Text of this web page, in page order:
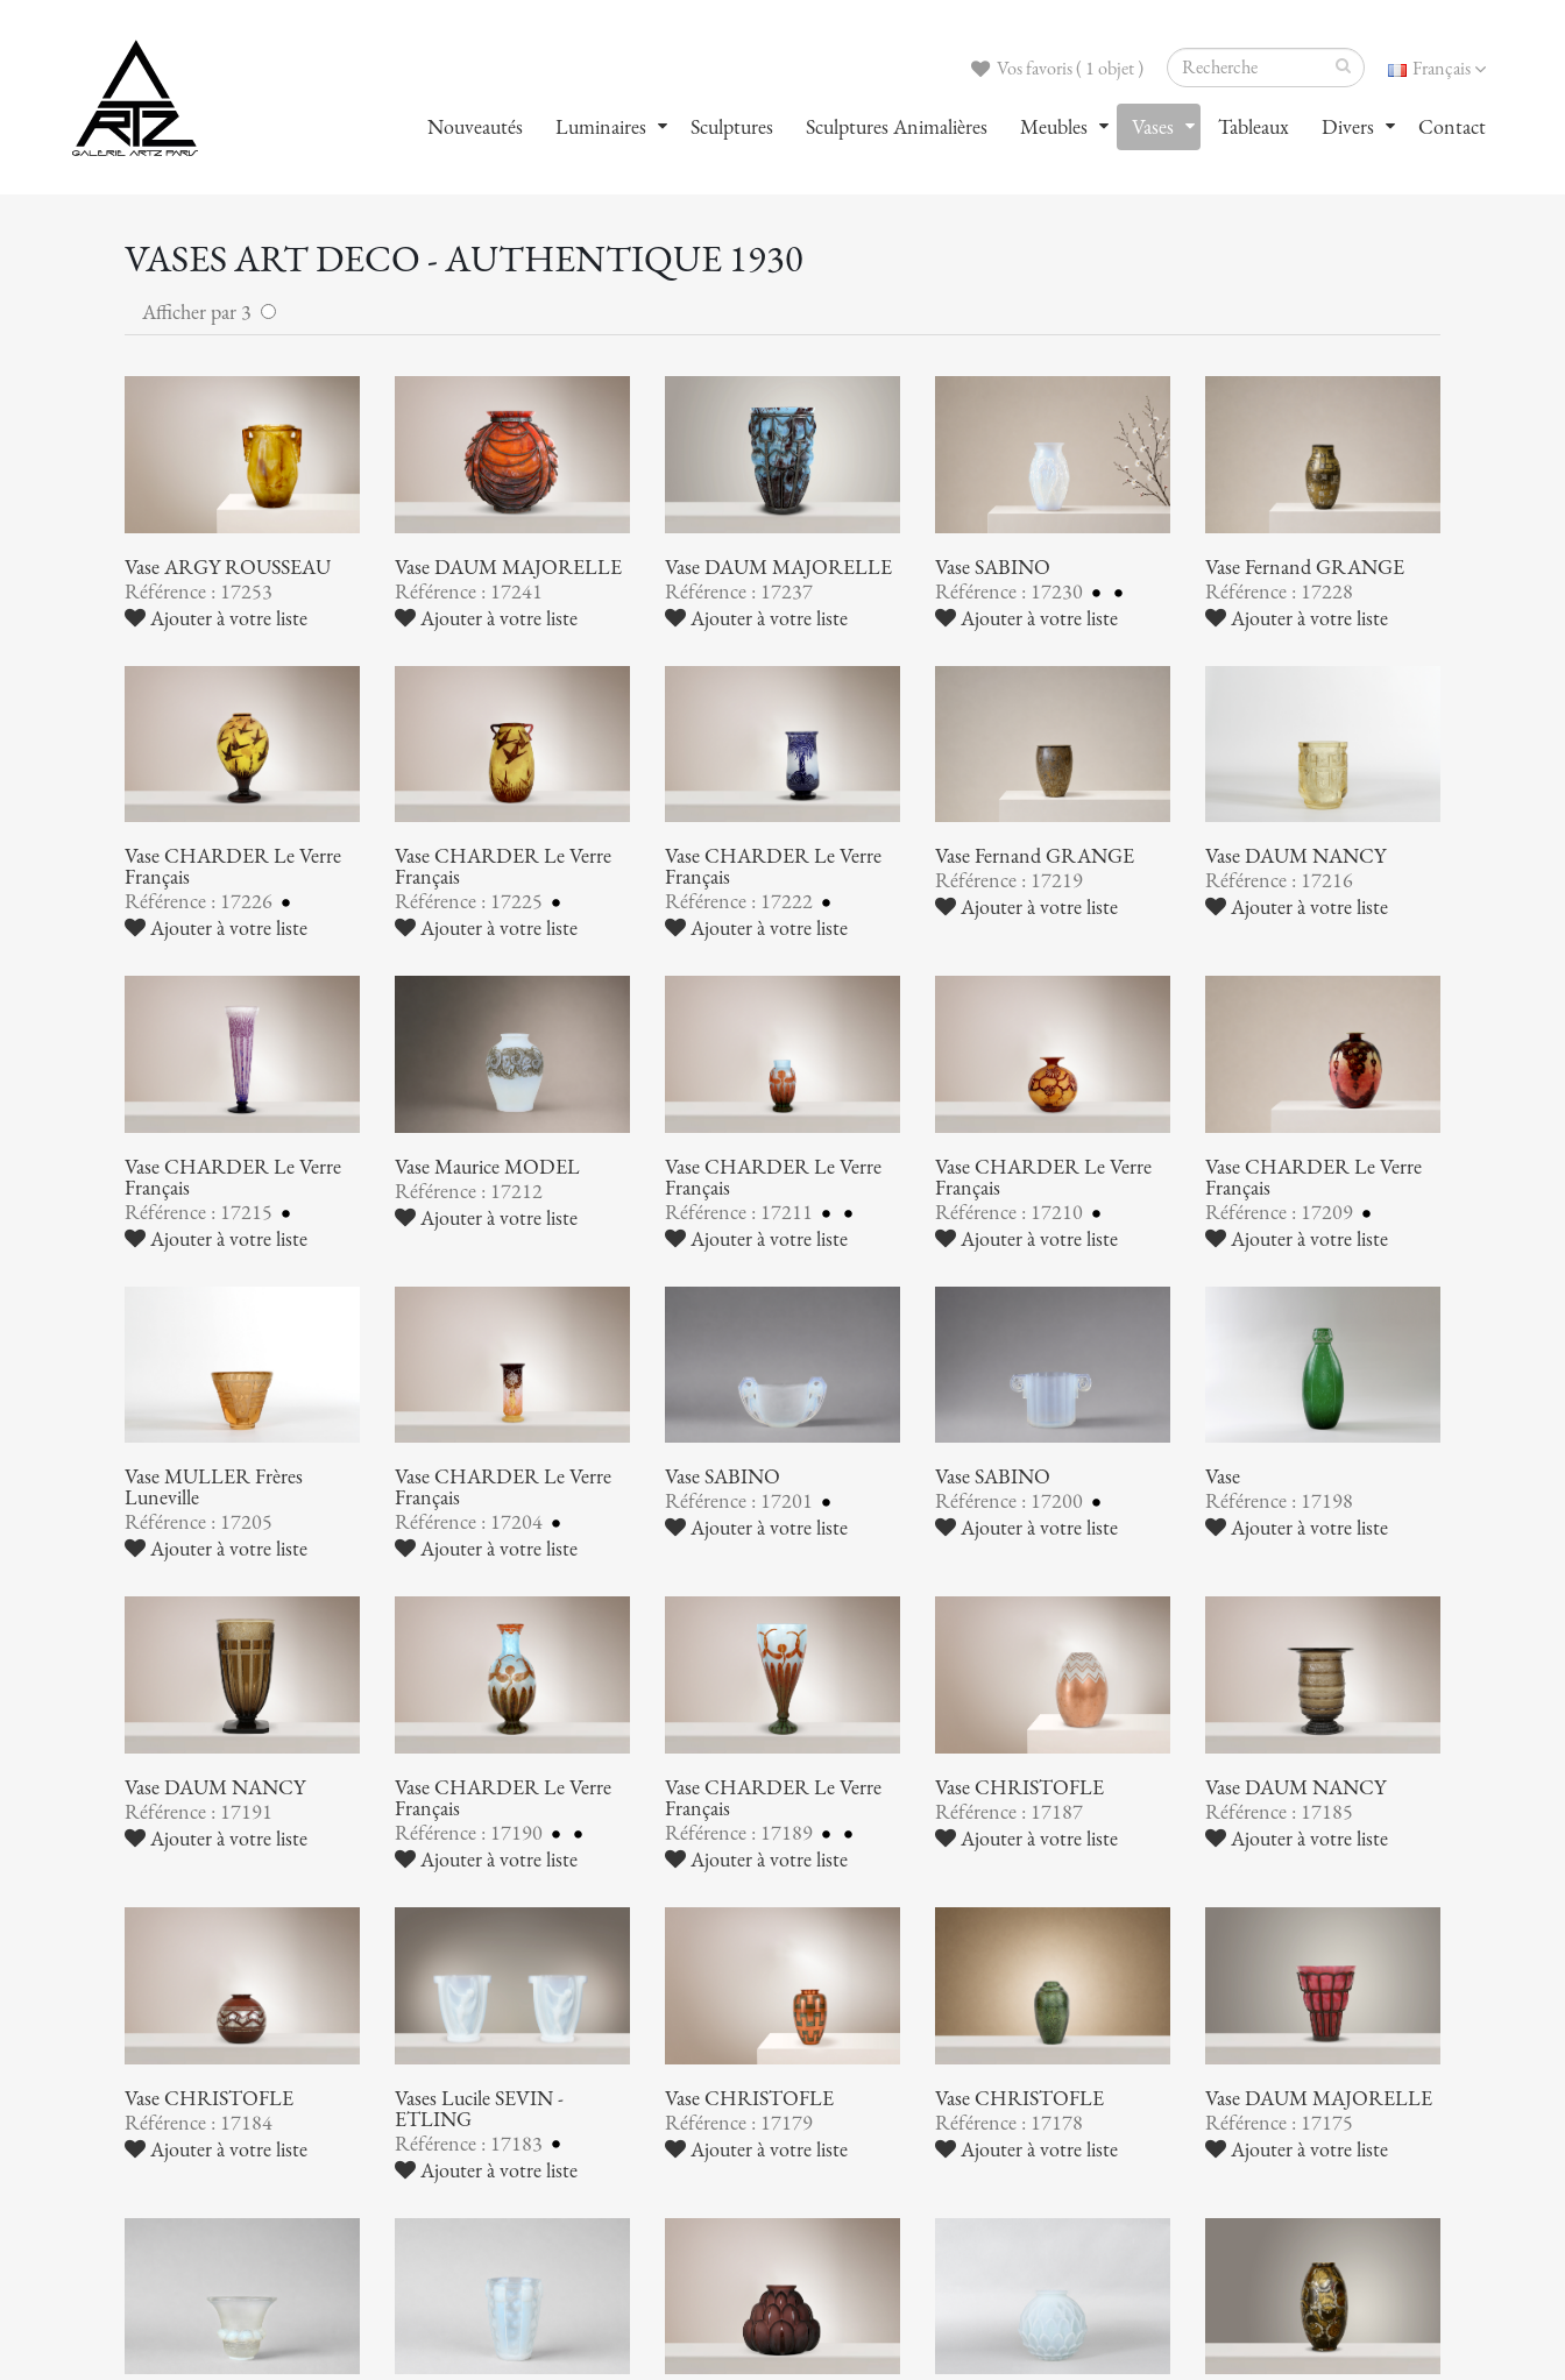
Français
Vos favoris ( 1 objet )
Nouveautés Luminaires Sculptures Sculptures Animalières Meubles Vases Tableaux Divers Contact
VASES ART DECO - AUTHENTIQUE 1930
Afficher par 3
Vase ARGY ROUSSEAU
Référence : 17253
Ajouter à votre liste
Vase DAUM MAJORELLE
Référence : 17241
Ajouter à votre liste
Vase DAUM MAJORELLE
Référence : 17237
Ajouter à votre liste
Vase SABINO
Référence : 17230
Ajouter à votre liste
Vase Fernand GRANGE
Référence : 17228
Ajouter à votre liste
Vase CHARDER Le Verre
Français
Référence : 17226
Ajouter à votre liste
Vase CHARDER Le Verre
Français
Référence : 17225
Ajouter à votre liste
Vase CHARDER Le Verre
Français
Référence : 17222
Ajouter à votre liste
Vase Fernand GRANGE
Référence : 17219
Ajouter à votre liste
Vase DAUM NANCY
Référence : 17216
Ajouter à votre liste
Vase CHARDER Le Verre
Français
Référence : 17215
Ajouter à votre liste
Vase Maurice MODEL
Référence : 17212
Ajouter à votre liste
Vase CHARDER Le Verre
Français
Référence : 17211
Ajouter à votre liste
Vase CHARDER Le Verre
Français
Référence : 17210
Ajouter à votre liste
Vase CHARDER Le Verre
Français
Référence : 17209
Ajouter à votre liste
Vase MULLER Frères
Luneville
Référence : 17205
Ajouter à votre liste
Vase CHARDER Le Verre
Français
Référence : 17204
Ajouter à votre liste
Vase SABINO
Référence : 17201
Ajouter à votre liste
Vase SABINO
Référence : 17200
Ajouter à votre liste
Vase
Référence : 17198
Ajouter à votre liste
Vase DAUM NANCY
Référence : 17191
Ajouter à votre liste
Vase CHARDER Le Verre
Français
Référence : 17190
Ajouter à votre liste
Vase CHARDER Le Verre
Français
Référence : 17189
Ajouter à votre liste
Vase CHRISTOFLE
Référence : 17187
Ajouter à votre liste
Vase DAUM NANCY
Référence : 17185
Ajouter à votre liste
Vase CHRISTOFLE
Référence : 17184
Ajouter à votre liste
Vases Lucile SEVIN -
ETLING
Référence : 17183
Ajouter à votre liste
Vase CHRISTOFLE
Référence : 17179
Ajouter à votre liste
Vase CHRISTOFLE
Référence : 17178
Ajouter à votre liste
Vase DAUM MAJORELLE
Référence : 17175
Ajouter à votre liste